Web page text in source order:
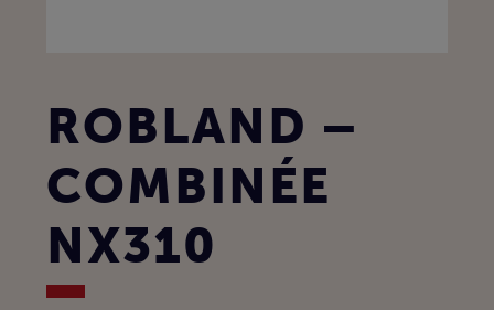
ROBLAND –
COMBINÉE
NX310